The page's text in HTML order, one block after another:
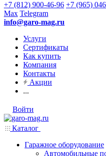
+7 (812) 900-46-96 +7 (965)
Max Telegram
info@garo-mag.ru
Услуги
Сертификаты
Как купить
Компания
Контакты
Акции
...
Войти
Каталог
Гаражное оборудование
Автомобильные